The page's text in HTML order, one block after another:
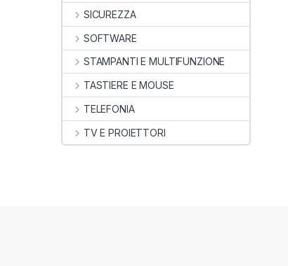
SICUREZZA
SOFTWARE
STAMPANTI E MULTIFUNZIONE
TASTIERE E MOUSE
TELEFONIA
TV E PROIETTORI